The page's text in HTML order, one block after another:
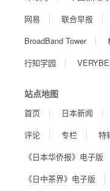
网易
联合早报
BroadBand Tower
行知学园
站点地图
首页 日本新闻
评论
专栏 特
《日本华侨报》电子版
《日中茶界》电子版